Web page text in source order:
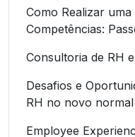
Como Realizar
Competências:
Consultoria de RH
Desafios e
RH no novo normal
Employee